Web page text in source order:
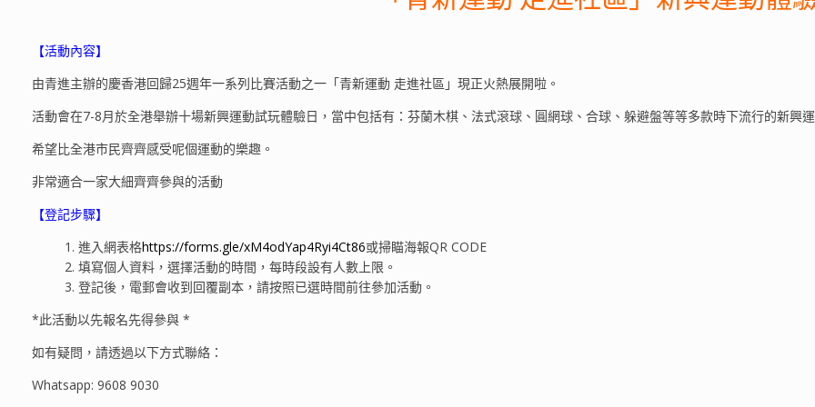
【活動內容】
由青進主辦的慶香港回歸25週年一系列比賽活動之一「青新運動 走進社區」現正火熱展開啦。
活動會在7-8月於全港舉辦十場新興運動試玩體驗日，當中包括有：芬蘭木棋、法式滾球、圓網球、合球、躲避盤等等多款時下流行的新興
希望比全港市民齊齊感受呢個運動的樂趣。
非常適合一家大細齊齊參與的活動
【登記步驟】
進入網表格https://forms.gle/xM4odYap4Ryi4Ct86或掃瞄海報QR CODE
填寫個人資料，選擇活動的時間，每時段設有人數上限。
登記後，電郵會收到回覆副本，請按照已選時間前往參加活動。
*此活動以先報名先得參與 *
如有疑問，請透過以下方式聯絡：
Whatsapp: 9608 9030